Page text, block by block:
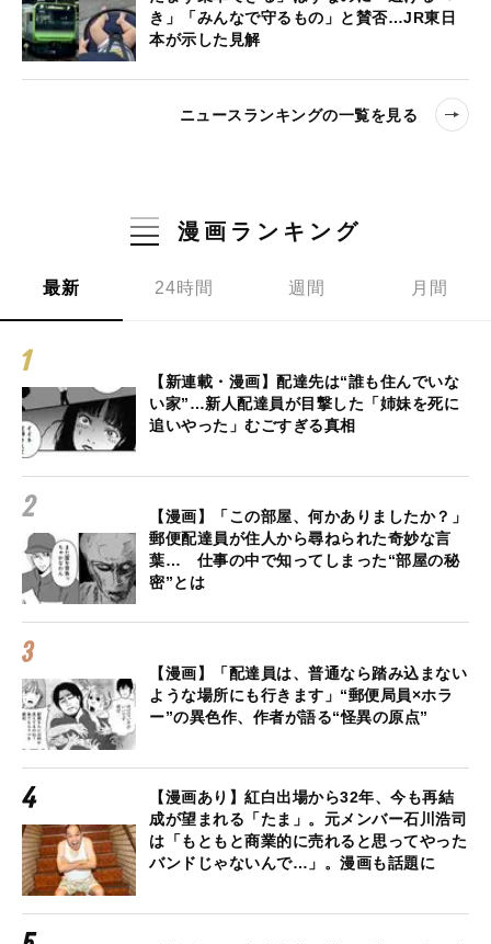
き」「みんなで守るもの」と賛否…JR東日
本が示した見解
ニュースランキングの一覧を見る
漫画ランキング
最新 24時間 週間 月間
【新連載・漫画】配達先は“誰も住んでいな
い家”…新人配達員が目撃した「姉妹を死に
追いやった」むごすぎる真相
【漫画】「この部屋、何かありましたか？」
郵便配達員が住人から尋ねられた奇妙な言
葉… 仕事の中で知ってしまった“部屋の秘
密”とは
【漫画】「配達員は、普通なら踏み込まない
ような場所にも行きます」“郵便局員×ホラ
ー”の異色作、作者が語る“怪異の原点”
【漫画あり】紅白出場から32年、今も再結
成が望まれる「たま」。元メンバー石川浩司
は「もともと商業的に売れると思ってやった
バンドじゃないんで…」。漫画も話題に